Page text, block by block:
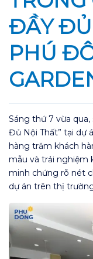
ĐẦY ĐỦ
PHÚ
Sáng thứ 7 vừa qua,
Đủ Nội Thất” tại dự
hàng trăm khách
mẫu và trải nghiệm
minh chứng rõ nét
dự án trên thị